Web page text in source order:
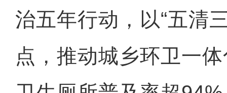
治五年行动，以“五清
点，推动城乡环卫一